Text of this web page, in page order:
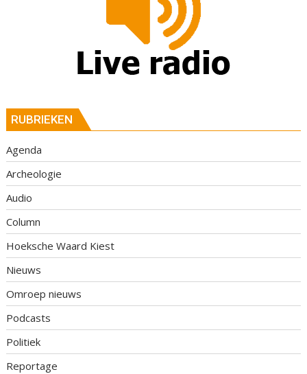
RUBRIEKEN
Agenda
Archeologie
Audio
Column
Hoeksche Waard Kiest
Nieuws
Omroep nieuws
Podcasts
Politiek
Reportage